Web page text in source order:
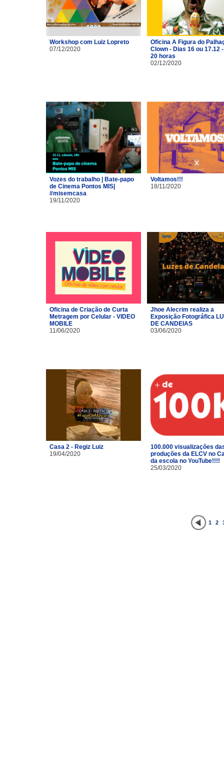
Workshop com Luiz Lopreto
07/12/2020
Oficina A Figura do
Clown - Dias 16 ou 17.12
20 horas
02/12/2020
Vozes do trabalho | Bate-papo
de Cinema Pontos MIS|
#misemcasa
19/11/2020
Voltamos!!!
18/11/2020
Oficina de Criação de Curta
Metragem por Celular - VIDEO
MOBILE
11/06/2020
Jhoe Alecrim realiza a
Exposição Fotográfica
DE CANDEIAS
03/06/2020
Casa 2 - Regiz Luiz
19/04/2020
100.000 visualizações
produções da ELCV no
da escola no YouTube!!!!
25/03/2020
1 2